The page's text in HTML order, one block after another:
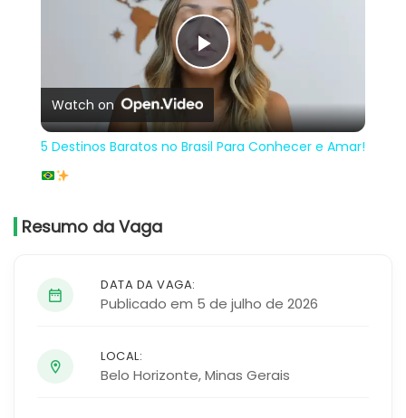
Play
Video
Watch on
5 Destinos Baratos no Brasil Para Conhecer e Amar!
Resumo da Vaga
DATA DA VAGA:
Publicado em 5 de julho de 2026
LOCAL:
Belo Horizonte,Minas Gerais